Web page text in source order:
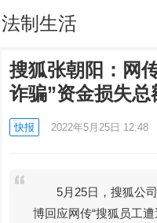
法制生活
搜狐张朝阳：网
诈骗”资金损失
快报 2022年5月25日 12:48
5月25日，搜狐公司
博回应网传“搜狐员工